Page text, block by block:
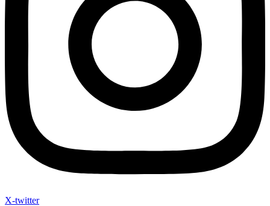
X-twitter